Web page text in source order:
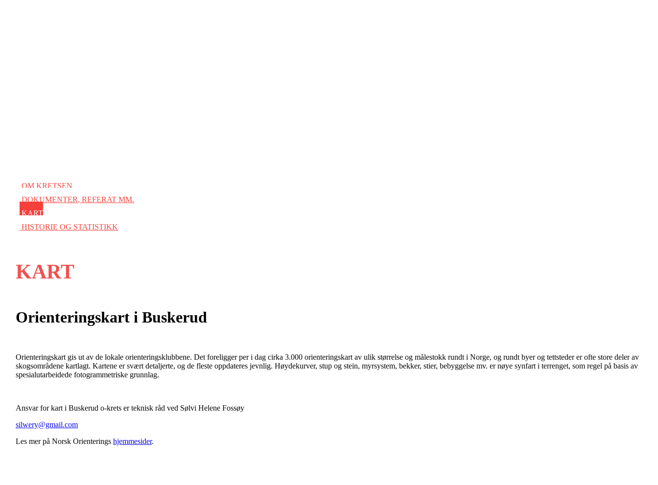
OM KRETSEN
DOKUMENTER, REFERAT MM.
KART
HISTORIE OG STATISTIKK
KART
Orienteringskart i Buskerud
Orienteringskart gis ut av de lokale orienteringsklubbene. Det foreligger per i dag cirka 3.000 orienteringskart av ulik størrelse og målestokk rundt i Norge, og rundt byer og tettsteder er ofte store deler av
skogsområdene kartlagt. Kartene er svært detaljerte, og de fleste oppdateres jevnlig. Høydekurver, stup og stein, myrsystem, bekker, stier, bebyggelse mv. er nøye synfart i terrenget, som regel på basis av
spesialutarbeidede fotogrammetriske grunnlag.
Ansvar for kart i Buskerud o-krets er teknisk råd ved Sølvi Helene Fossøy
silwery@gmail.com
Les mer på Norsk Orienterings hjemmesider.